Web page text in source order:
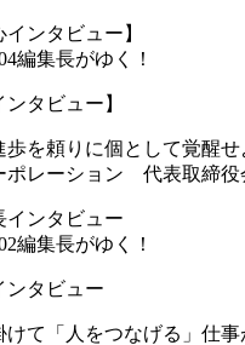
編集長がゆく！
ンタビュー】
歩を頼りに個として覚醒
ポレーション 代表取締
編集長がゆく！
ンタビュー
けて「人をつなげる」仕